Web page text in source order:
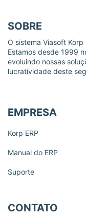
SOBRE
O sistema Viasoft
Estamos desde 1999
evoluindo nossas
lucratividade deste
EMPRESA
Korp ERP
Manual do ERP
Suporte
CONTATO